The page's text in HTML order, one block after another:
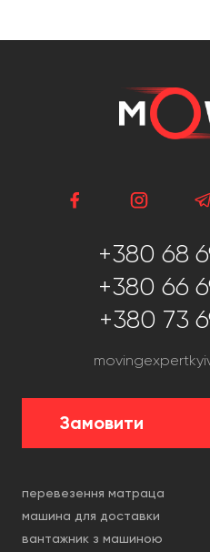
+380 68
+380 66
+380 73
Замовити
перевезення матраца
машина для доставки
вантажник з машиною